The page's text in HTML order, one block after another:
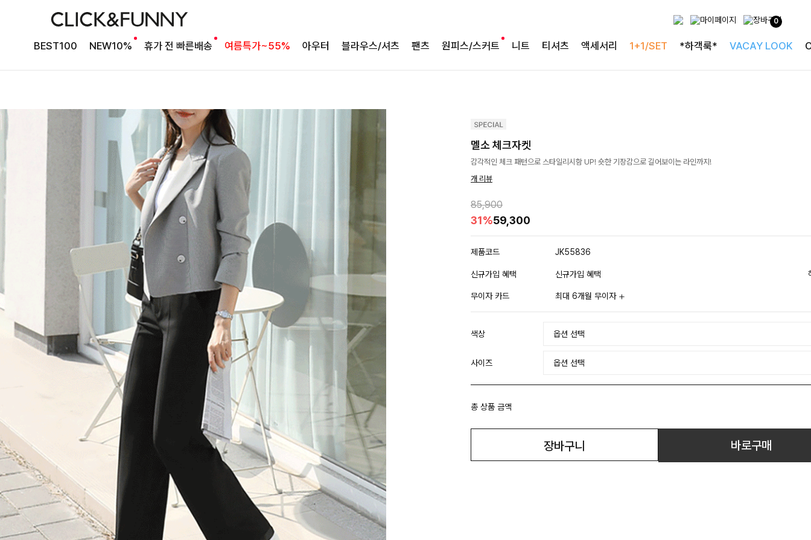
0
BEST100 NEW10% 휴가 전 빠른배송 여름특가~55% 아우터 블라우스/셔츠 팬츠 원피스/스커트 니트 티셔츠 액세서리 1+1/SET *하객룩* VACAY LOOK
멜소 체크자켓
감각적인 체크 패턴으로 스타일리시함 UP! 숏한 기장감으로 길어보이는 라인까지!
개 리뷰
85,900
31%59,300
제품코드 JK55836
신규가입 혜택 신규가입 혜택
무이자 카드 최대 6개월 무이자
색상
사이즈
총 상품 금액
장바구니 바로구매